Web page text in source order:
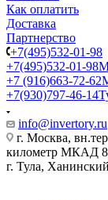
Как оплатить
Доставка
Партнерство
+7(495)532-01-98
+7(495)532-01-98
+7 (916)663-72-62
+7(930)797-46-14
info@invertory.ru
г. Москва,
километр МКАД
г. Тула,